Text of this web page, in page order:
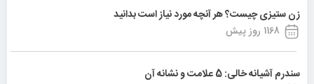
زن ستیزی چیست؟ هر آنچه مورد نیاز است بدانید
1168 روز پیش
سندرم آشیانه خالی: 5 علامت و نشانه آن